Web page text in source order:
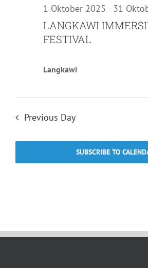
LANGKAWI
FESTIVAL
1 Oktober 2025 - 31
Langkawi
Previous Day
SUBSCRIBE TO